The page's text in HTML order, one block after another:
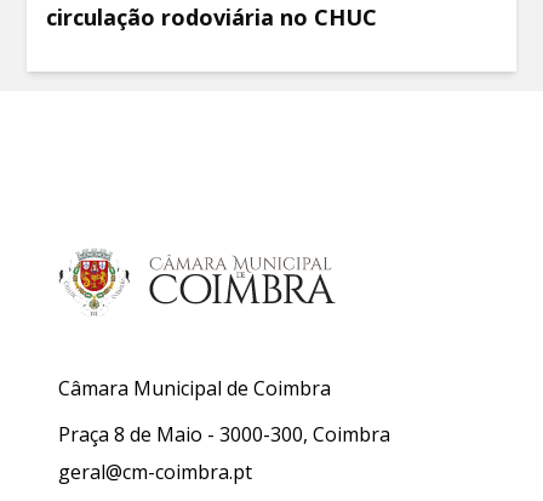
circulação rodoviária no CHUC
Câmara Municipal de Coimbra
Praça 8 de Maio - 3000-300, Coimbra
geral@cm-coimbra.pt